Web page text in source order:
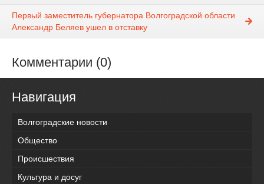
Первый заместитель губернатора Волгоградской области
Александр Беляев ушел в отставку
Комментарии (0)
Навигация
Волгоградские новости
Общество
Происшествия
Культура и досуг